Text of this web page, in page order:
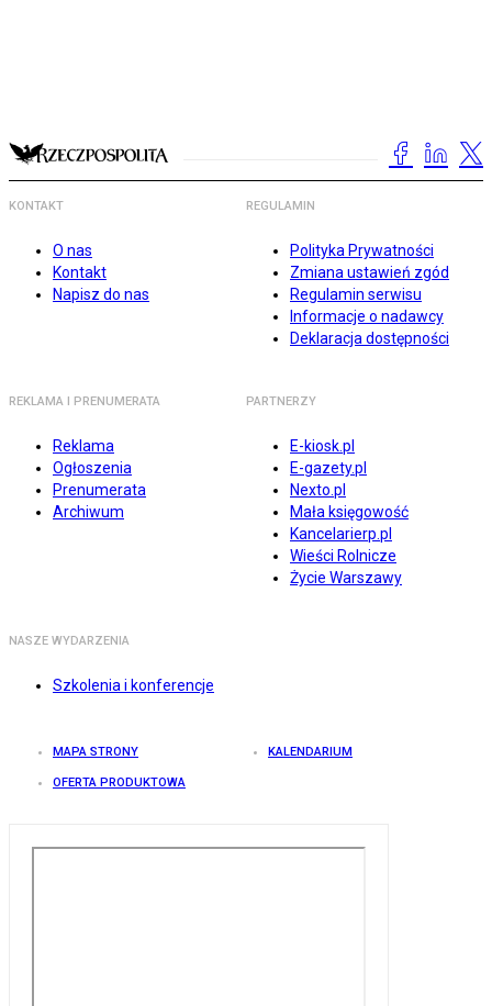
KONTAKT
O nas
Kontakt
Napisz do nas
REGULAMIN
Polityka Prywatności
Zmiana ustawień zgód
Regulamin serwisu
Informacje o nadawcy
Deklaracja dostępności
REKLAMA I PRENUMERATA
Reklama
Ogłoszenia
Prenumerata
Archiwum
PARTNERZY
E-kiosk.pl
E-gazety.pl
Nexto.pl
Mała księgowość
Kancelarierp.pl
Wieści Rolnicze
Życie Warszawy
NASZE WYDARZENIA
Szkolenia i konferencje
MAPA STRONY KALENDARIUM
OFERTA PRODUKTOWA